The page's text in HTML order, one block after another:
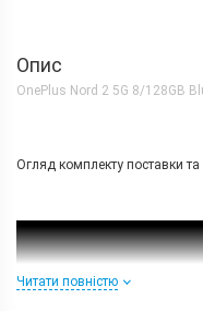
Опис
OnePlus Nord 2 5G 8/128GB
Огляд комплекту поставки
Читати повністю